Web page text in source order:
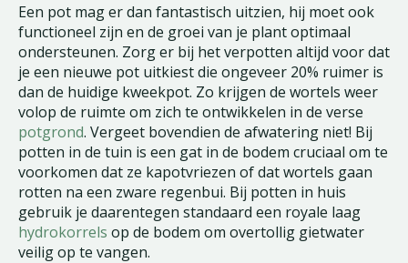
Een pot mag er dan fantastisch uitzien, hij moet ook
functioneel zijn en de groei van je plant optimaal
ondersteunen. Zorg er bij het verpotten altijd voor dat
je een nieuwe pot uitkiest die ongeveer 20% ruimer is
dan de huidige kweekpot. Zo krijgen de wortels weer
volop de ruimte om zich te ontwikkelen in de verse
potgrond. Vergeet bovendien de afwatering niet! Bij
potten in de tuin is een gat in de bodem cruciaal om te
voorkomen dat ze kapotvriezen of dat wortels gaan
rotten na een zware regenbui. Bij potten in huis
gebruik je daarentegen standaard een royale laag
hydrokorrels op de bodem om overtollig gietwater
veilig op te vangen.